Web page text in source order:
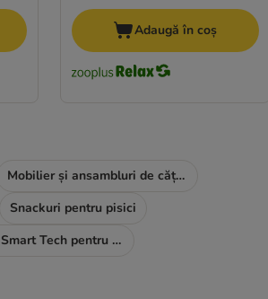
Adaugă în coș
Mobilier și ansambluri de cățărat
Snackuri pentru pisici
Accesorii Smart Tech pentru pisici